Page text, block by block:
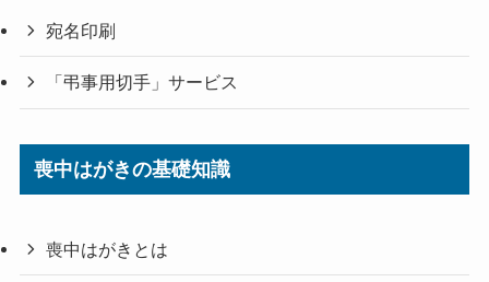
宛名印刷
「弔事用切手」サービス
喪中はがきの基礎知識
喪中はがきとは